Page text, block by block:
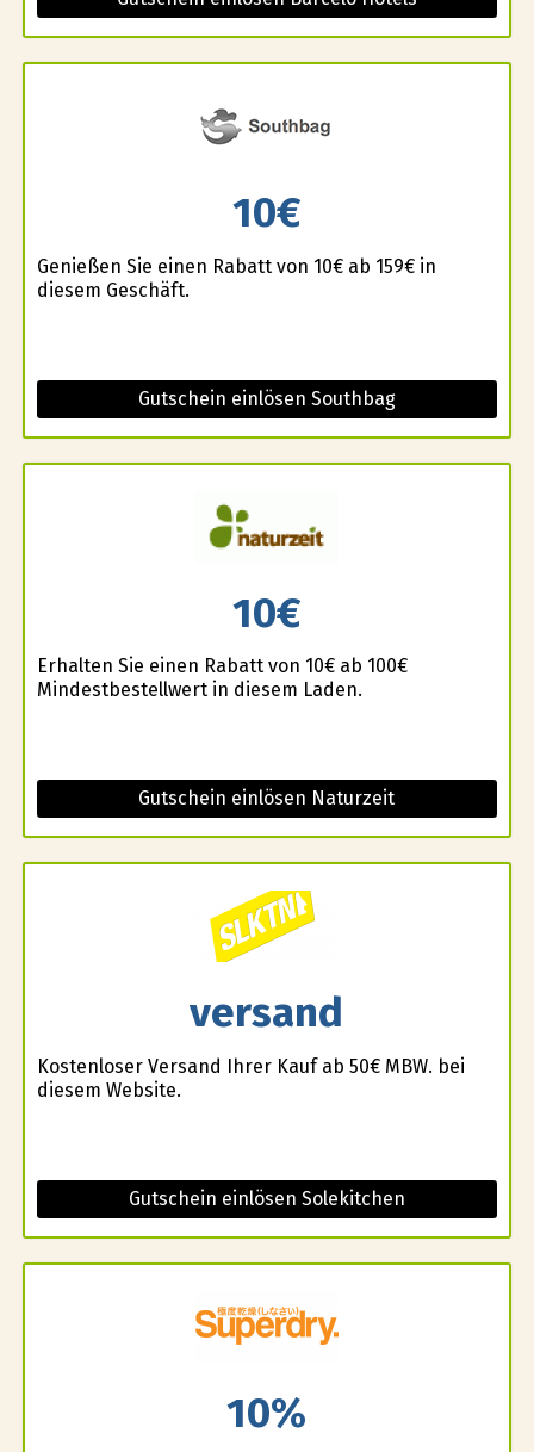
10€
Genießen Sie einen Rabatt von 10€ ab 159€ in
diesem Geschäft.
Gutschein einlösen Southbag
10€
Erhalten Sie einen Rabatt von 10€ ab 100€
Mindestbestellwert in diesem Laden.
Gutschein einlösen Naturzeit
versand
Kostenloser Versand Ihrer Kauf ab 50€ MBW. bei
diesem Website.
Gutschein einlösen Solekitchen
10%